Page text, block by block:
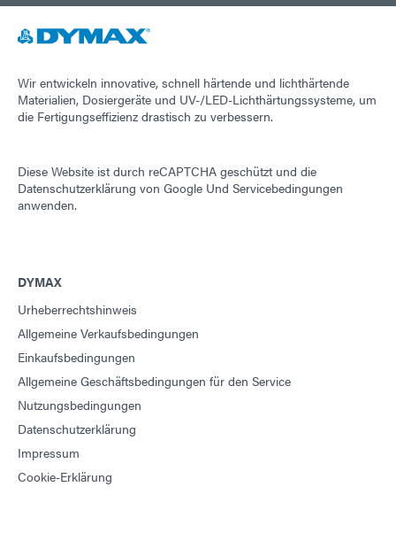
Wir entwickeln innovative, schnell härtende und lichthärtende
Materialien, Dosiergeräte und UV-/LED-Lichthärtungssysteme, um
die Fertigungseffizienz drastisch zu verbessern.
Diese Website ist durch reCAPTCHA geschützt und die
Datenschutzerklärung von Google Und Servicebedingungen
anwenden.
DYMAX
Urheberrechtshinweis
Allgemeine Verkaufsbedingungen
Einkaufsbedingungen
Allgemeine Geschäftsbedingungen für den Service
Nutzungsbedingungen
Datenschutzerklärung
Impressum
Cookie-Erklärung